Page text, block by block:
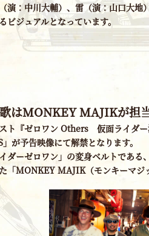
演：中川大輔）、雷（演：山口大地
ビジュアルとなっています。
はMONKEY MAJIKが担
ト『ゼロワン Others 仮面ライダ
が予告映像にて解禁となります。
ダーゼロワン」の変身ベルトである
「MONKEY MAJIK（モンキーマジ